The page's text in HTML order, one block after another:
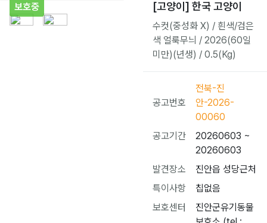
보호중 [고양이] 한국 고양이
수컷(중성화 X) / 흰색/검은
색 얼룩무늬 / 2026(60일
미만)(년생) / 0.5(Kg)
공고번호
전북-진
안-2026-
00060
공고기간
20260603 ~
20260603
발견장소
진안읍 성당근처
특이사항
칩없음
보호센터
진안군유기동물